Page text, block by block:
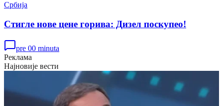
Србија
Стигле нове цене горива: Дизел поскупео!
pre 00 minuta
Реклама
Најновије вести